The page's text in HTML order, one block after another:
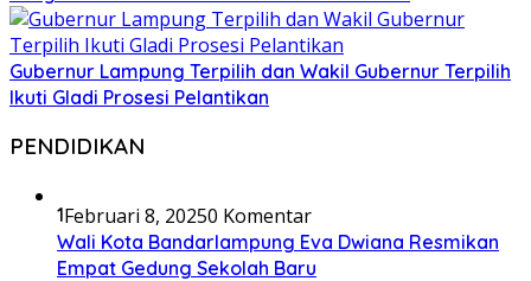
Gubernur Lampung Terpilih dan Wakil Gubernur Terpilih
Ikuti Gladi Prosesi Pelantikan
PENDIDIKAN
1Februari 8, 20250 Komentar
Wali Kota Bandarlampung Eva Dwiana Resmikan
Empat Gedung Sekolah Baru